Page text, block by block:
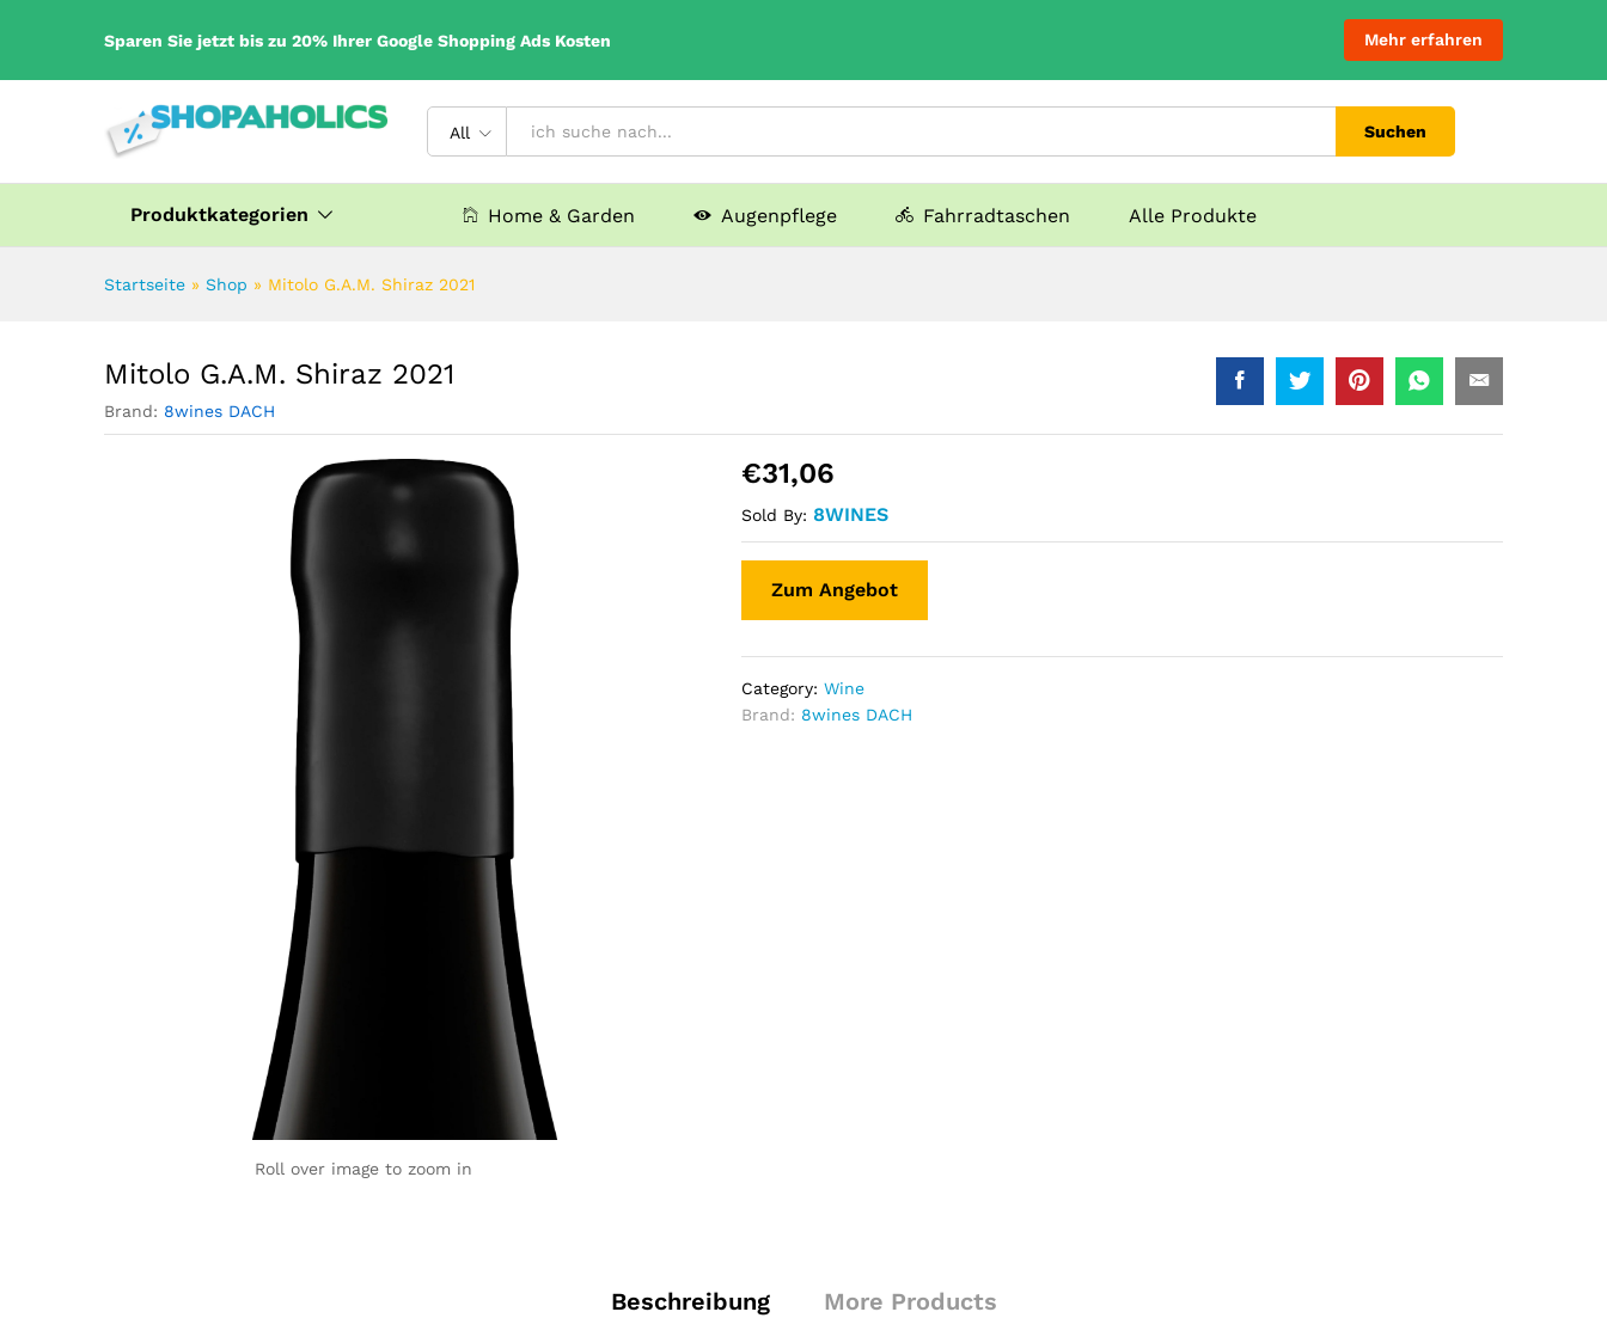
Sparen Sie jetzt bis zu 20% Ihrer Google Shopping Ads Kosten Mehr erfahren
All Suchen
Produktkategorien Home & Garden Augenpflege Fahrradtaschen Alle Produkte
Startseite » Shop » Mitolo G.A.M. Shiraz 2021
Mitolo G.A.M. Shiraz 2021
Brand: 8wines DACH
Roll over image to zoom in
€31,06
Sold By: 8WINES
Zum Angebot
Category:Wine
Brand: 8wines DACH
Beschreibung More Products